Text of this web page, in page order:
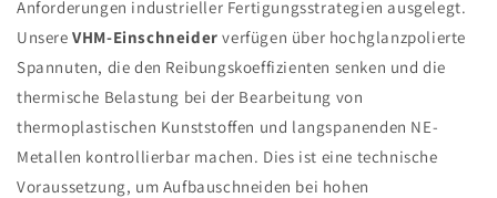
Anforderungen industrieller Fertigungsstrategien ausgelegt.
UnsereVHM-Einschneider verfügen über hochglanzpolierte
Spannuten, die den Reibungskoeffizienten senken und die
thermische Belastung bei der Bearbeitung von
thermoplastischen Kunststoffen und langspanenden NE-
Metallen kontrollierbar machen. Dies ist eine technische
Voraussetzung, um Aufbauschneiden bei hohen